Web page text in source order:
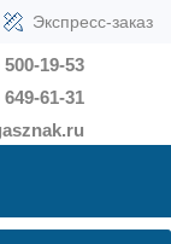
Экспресс-заказ
19-53
61-31